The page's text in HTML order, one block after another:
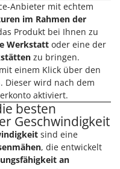
Anbieter mit echtem
im Rahmen der
Produkt bei Ihnen zu
Werkstatt oder eine der
zu bringen.
einem Klick über den
Dieser wird nach dem
aktiviert.
besten
Geschwindigkeit
sind eine
, die entwickelt
an